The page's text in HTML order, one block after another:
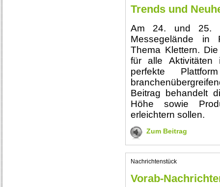
Trends und
Am 24. und 25.
Messegelände in
Thema Klettern.
für alle
perfekte
Beitrag behandelt
Höhe sowie
erleichtern sollen.
Zum Beitrag
Nachrichtenstück
Vorab-